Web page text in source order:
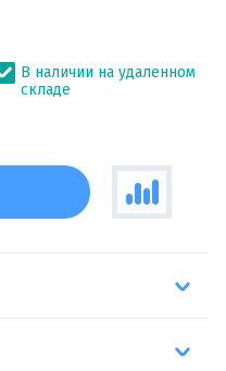
В наличии на удаленном
складе